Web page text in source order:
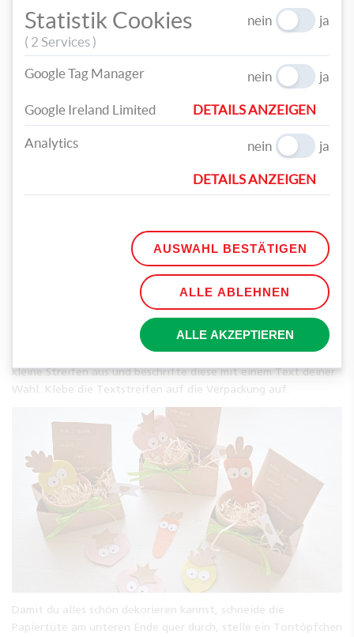
sie an Holzspießen. Stanze Herzen aus Kraftpapier für die
Verpacke die Samenpäckchen mit dem Kraftpapier, schneide
kleine Streifen aus und beschrifte diese mit einem Text deiner
Wahl. Klebe die Textstreifen auf die Verpackung auf.
Damit du alles schön dekorieren kannst, schneide die
Papiertüte am unteren Ende quer durch, stelle ein Tontöpfchen
Statistik Cookies
( 2 Services )
nein ja
Google Tag Manager nein ja
Google Ireland Limited DETAILS ANZEIGEN
Analytics nein ja
DETAILS ANZEIGEN
AUSWAHL BESTÄTIGEN
ALLE ABLEHNEN
ALLE AKZEPTIEREN